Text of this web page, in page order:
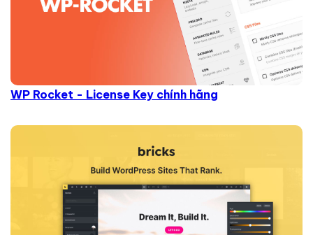
WP Rocket - License Key chính hãng